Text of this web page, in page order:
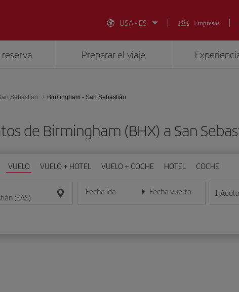
USA - ES Empresas
Preparar el viaje
Sebastian Birmingham - San Sebastián
de Birmingham (BHX) a San
VUELO VUELO + HOTEL VUELO + COCHE HOTEL COCHE
Fecha ida
Introduce la fecha en formato día/mes/año
Fecha vuelta
Introduce la fecha en formato día/
1